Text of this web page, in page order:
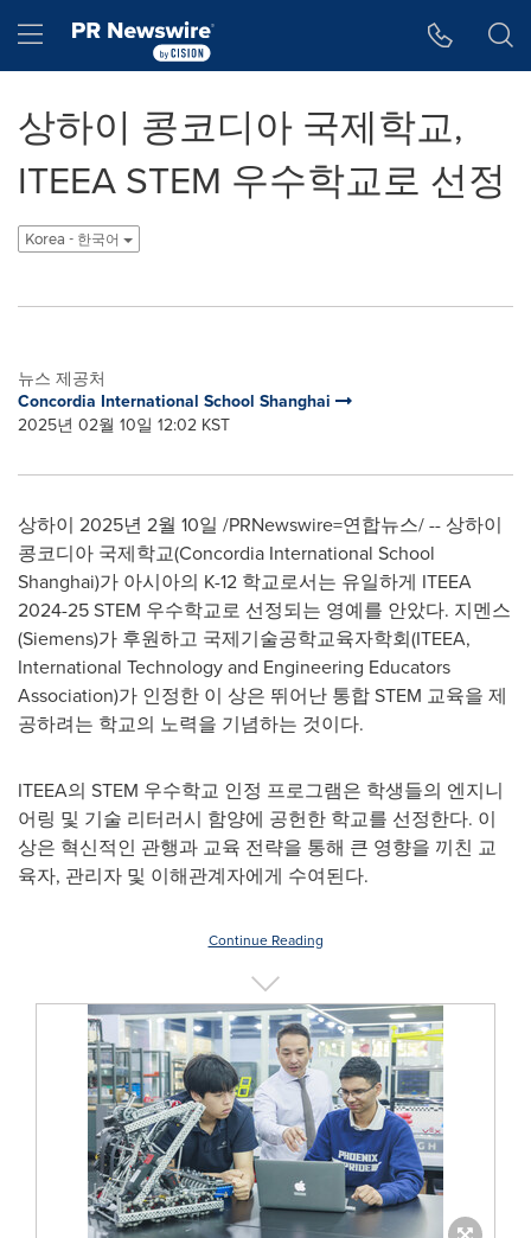
Hamburger menu
상하이 콩코디아 국제학교,
ITEEA STEM 우수학교로 선정
Korea - 한국어
뉴스 제공처
Concordia International School Shanghai
2025년 02월 10일 12:02 KST
상하이 2025년 2월 10일 /PRNewswire=연합뉴스/ -- 상하이
콩코디아 국제학교(Concordia International School
Shanghai)가 아시아의 K-12 학교로서는 유일하게 ITEEA
2024-25 STEM 우수학교로 선정되는 영예를 안았다. 지멘스
(Siemens)가 후원하고 국제기술공학교육자학회(ITEEA,
International Technology and Engineering Educators
Association)가 인정한 이 상은 뛰어난 통합 STEM 교육을 제
공하려는 학교의 노력을 기념하는 것이다.
ITEEA의 STEM 우수학교 인정 프로그램은 학생들의 엔지니
어링 및 기술 리터러시 함양에 공헌한 학교를 선정한다. 이
상은 혁신적인 관행과 교육 전략을 통해 큰 영향을 끼친 교
육자, 관리자 및 이해관계자에게 수여된다.
Continue Reading